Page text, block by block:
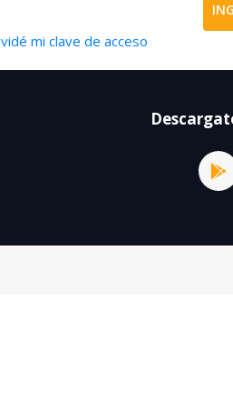
mi clave de acceso